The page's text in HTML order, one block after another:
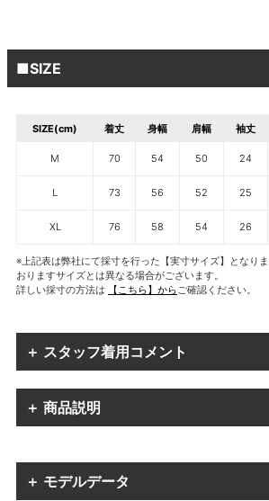
■SIZE
SIZE(cm) 着丈 身幅 肩幅 袖丈
M 70 54 50 24
L 73 56 52 25
XL 76 58 54 26
※上記表は弊社にて採寸を行った【実寸サイズ】となり
おりますサイズとは異なる場合がございます。
詳しい採寸の方法は
【こちら】からご確認ください。
＋ スタッフ着用コメント
＋ 商品説明
＋ モデルデータ